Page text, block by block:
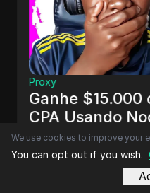
Proxy
Ganhe
CPA Usando
Anúncios Pagos
Este artigo explora
marketing CPA
anúncios pagos no TikTok.
configuração da
We use cookies to improve your
You can opt out if you wish.